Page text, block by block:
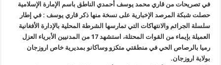
في تصريحات من قاري محمد يوسف أحمدي الناطق باسم الإمارة الإسلامية
حصلت شبكة المرصد الإخبارية على نسخة منها ذكر قاري يوسف : في إطار
سلسلة الجرائم والانتهاكات التي تمارسها الشرطة المحلية بالإدارة الأفغانية
العميلة بإيماء من القوات المحتلة، استشهد 17 من المدنيين الأبرياء العزل
رميا بالرصاص الحي في منطقتي متكزو وساكانو بمديرية خاص اروزجان
بولاية اروزجان.